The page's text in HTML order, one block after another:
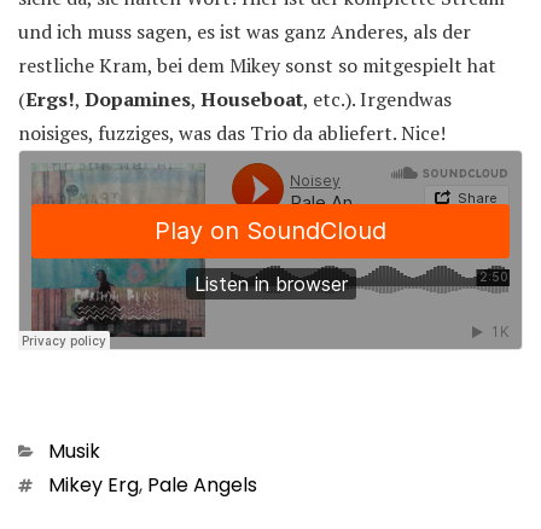
und ich muss sagen, es ist was ganz Anderes, als der
restliche Kram, bei dem Mikey sonst so mitgespielt hat
(Ergs!, Dopamines, Houseboat, etc.). Irgendwas
noisiges, fuzziges, was das Trio da abliefert. Nice!
Kategorien
Musik
Schlagwörter
Mikey Erg, Pale Angels